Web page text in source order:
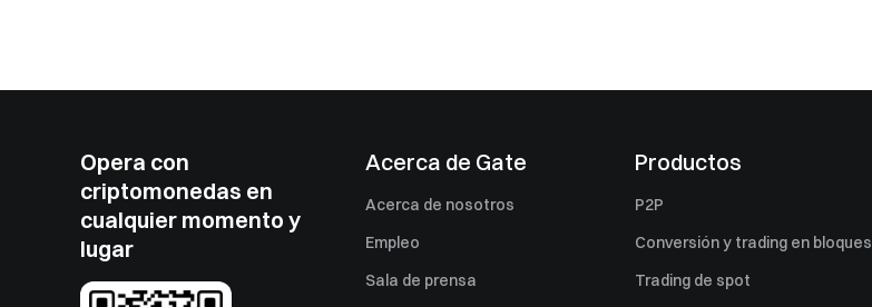
Opera con
criptomonedas en
cualquier momento y
lugar
Acerca de Gate
Acerca de nosotros
Empleo
Sala de prensa
Productos
P2P
Conversión y trading en bloques
Trading de spot